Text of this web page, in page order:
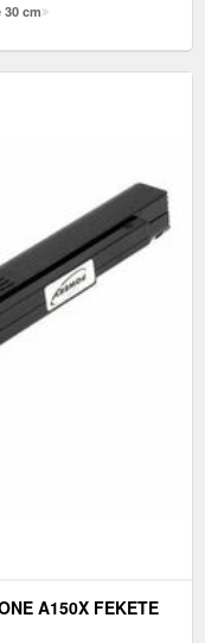
cm
A150X FEKETE